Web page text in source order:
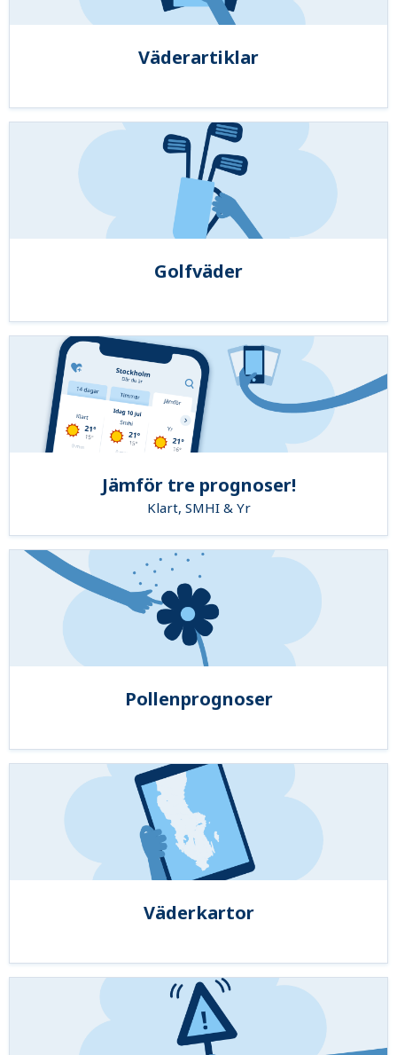
Väderartiklar
Golfväder
Jämför tre prognoser!
Klart, SMHI & Yr
Pollenprognoser
Väderkartor